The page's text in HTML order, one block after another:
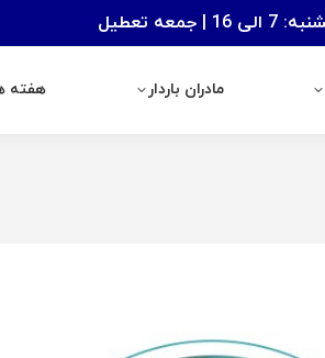
مادران باردار هفته
مادران باردار